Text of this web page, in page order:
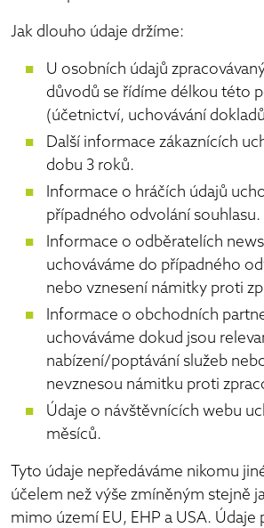
Jak dlouho údaje držíme:
U osobních údajů
důvodů se řídíme délkou této
(účetnictví, uchovávání
Další informace zákaznících
dobu 3 roků.
Informace o hráčích údajů
případného odvolání souhlasu.
Informace o odběratelích
uchováváme do případného
nebo vznesení námitky proti
Informace o obchodních
uchováváme dokud jsou
nabízení/poptávání služeb
nevznesou námitku proti
Údaje o návštěvnících webu
měsíců.
Tyto údaje nepředáváme nikomu
účelem než výše zmíněným stejně
mimo území EU, EHP a USA. Údaje